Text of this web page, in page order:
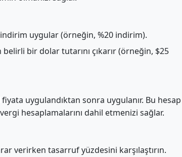
uygular (örneğin, %20 indirim).
bir dolar tutarını çıkarır (örneğin, $25
uygulandıktan sonra uygulanır. Bu hesap
hesaplamalarını dahil etmenizi sağlar.
verirken tasarruf yüzdesini karşılaştırın.